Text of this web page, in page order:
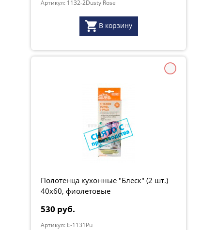
Артикул: 1132-2Dusty Rose
В корзину
Полотенца кухонные "Блеск" (2 шт.)
40х60, фиолетовые
530 руб.
Артикул: E-1131Pu